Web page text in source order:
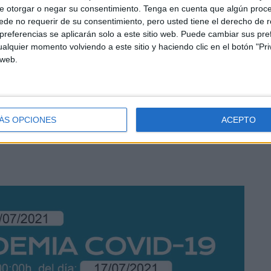
otorgar o negar su consentimiento. Tenga en cuenta que algún
no requerir de su consentimiento, pero usted tiene el derecho de
se aplicarán solo a este sitio web. Puede cambiar sus
momento volviendo a este sitio y haciendo clic en el botón
OPCIONES ACEPTO
por cien mil habitantes (riesgo medio) y a siete
por ciento y la media de la fecha de inicio de los
contactos por caso es uno.